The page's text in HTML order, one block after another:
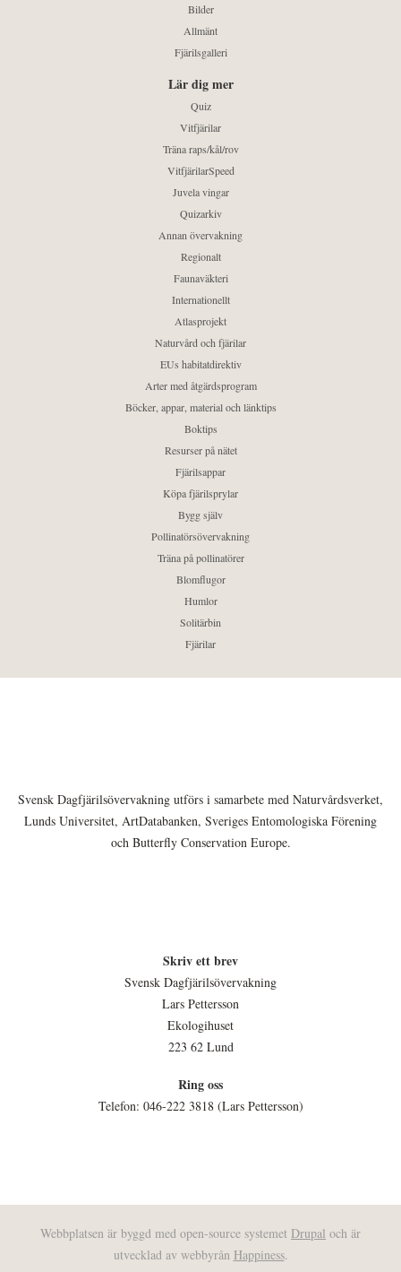
Bilder
Allmänt
Fjärilsgalleri
Lär dig mer
Quiz
Vitfjärilar
Träna raps/kål/rov
VitfjärilarSpeed
Juvela vingar
Quizarkiv
Annan övervakning
Regionalt
Faunaväkteri
Internationellt
Atlasprojekt
Naturvård och fjärilar
EUs habitatdirektiv
Arter med åtgärdsprogram
Böcker, appar, material och länktips
Boktips
Resurser på nätet
Fjärilsappar
Köpa fjärilsprylar
Bygg själv
Pollinatörsövervakning
Träna på pollinatörer
Blomflugor
Humlor
Solitärbin
Fjärilar
Svensk Dagfjärilsövervakning utförs i samarbete med Naturvårdsverket,
Lunds Universitet, ArtDatabanken, Sveriges Entomologiska Förening
och Butterfly Conservation Europe.
Skriv ett brev
Svensk Dagfjärilsövervakning
Lars Pettersson
Ekologihuset
223 62 Lund
Ring oss
Telefon: 046-222 3818 (Lars Pettersson)
Webbplatsen är byggd med open-source systemet Drupal och är
utvecklad av webbyrån Happiness.